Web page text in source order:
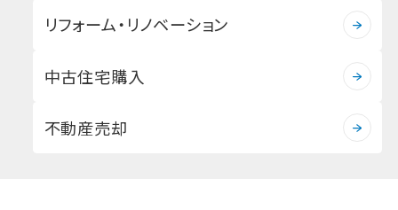
リフォーム・リノベーション
中古住宅購入
不動産売却